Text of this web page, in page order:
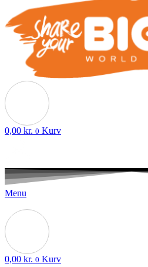
0,00 kr. 0 Kurv
Menu
0,00 kr. 0 Kurv